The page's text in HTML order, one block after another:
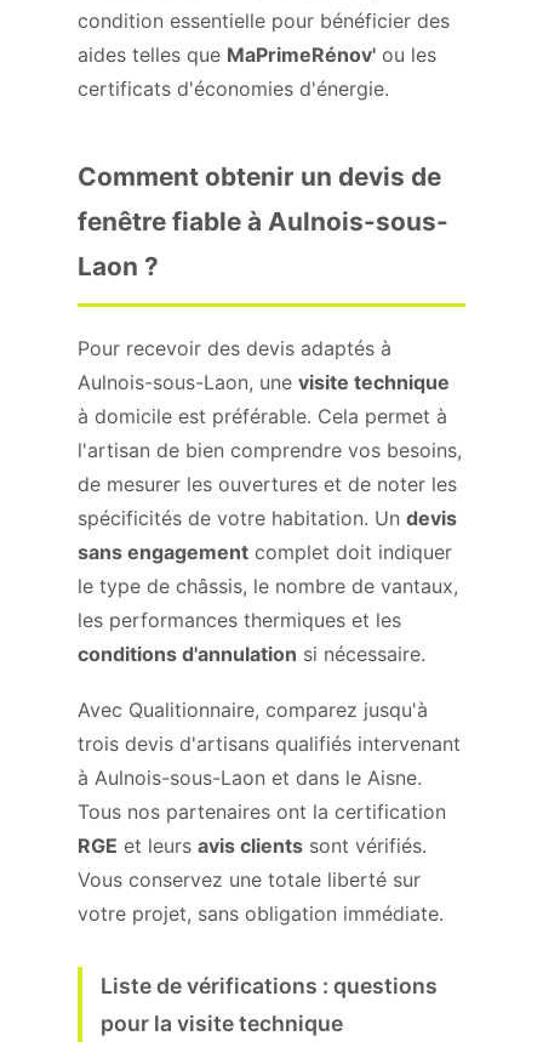
condition essentielle pour bénéficier des
aides telles que MaPrimeRénov' ou les
certificats d'économies d'énergie.
Comment obtenir un devis de
fenêtre fiable à Aulnois-sous-
Laon ?
Pour recevoir des devis adaptés à
Aulnois-sous-Laon, une visite technique
à domicile est préférable. Cela permet à
l'artisan de bien comprendre vos besoins,
de mesurer les ouvertures et de noter les
spécificités de votre habitation. Un devis
sans engagement complet doit indiquer
le type de châssis, le nombre de vantaux,
les performances thermiques et les
conditions d'annulation si nécessaire.
Avec Qualitionnaire, comparez jusqu'à
trois devis d'artisans qualifiés intervenant
à Aulnois-sous-Laon et dans le Aisne.
Tous nos partenaires ont la certification
RGE et leurs avis clients sont vérifiés.
Vous conservez une totale liberté sur
votre projet, sans obligation immédiate.
Liste de vérifications : questions
pour la visite technique